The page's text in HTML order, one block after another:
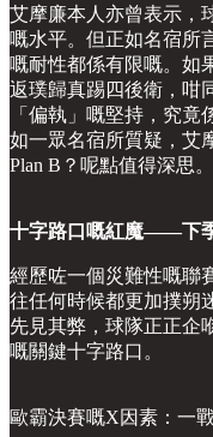
艾摩廉本人亦曾表示，
嘅水平。但正如名宿所
嘅耐性都係有限嘅。如
返璞歸真踢四後衛，咁
「偏執」嘅堅持，究
如一眾名宿所質疑，艾
Plan B？呢點值得深思。
十字路口嘅紅魔——下
經歷咗一個災難性嘅聯
往任何時候都更加撲朔
先見其弊，球隊正正企
嘅關鍵十字路口。
歐霸決賽嘅X因素：一